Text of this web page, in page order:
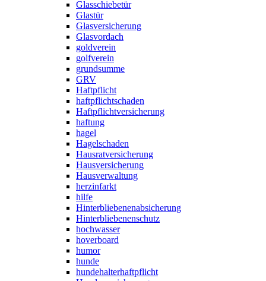
Glasschiebetür
Glastür
Glasversicherung
Glasvordach
goldverein
golfverein
grundsumme
GRV
Haftpflicht
haftpflichtschaden
Haftpflichtversicherung
haftung
hagel
Hagelschaden
Hausratversicherung
Hausversicherung
Hausverwaltung
herzinfarkt
hilfe
Hinterbliebenenabsicherung
Hinterbliebenenschutz
hochwasser
hoverboard
humor
hunde
hundehalterhaftpflicht